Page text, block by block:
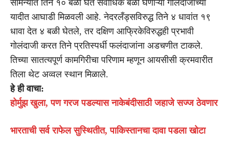
सामन्यांत तिने १० बळी घेत सर्वाधिक बळी घेणाऱ्या गोलंदाजांच्या
यादीत आघाडी मिळवली आहे. नेदरलँड्सविरुद्ध तिने ४ धावांत १९
धावा देत ४ बळी घेतले, तर दक्षिण आफ्रिकेविरुद्धही प्रभावी
गोलंदाजी करत तिने प्रतिस्पर्धी फलंदाजांना अडचणीत टाकले.
तिच्या सातत्यपूर्ण कामगिरीचा परिणाम म्हणून आयसीसी क्रमवारीत
तिला थेट अव्वल स्थान मिळाले.
हे ही वाचा:
होर्मुझ खुला, पण गरज पडल्यास नाकेबंदीसाठी जहाजे सज्ज ठेवणार
भारताची सर्व राफेल सुस्थितीत, पाकिस्तानचा दावा पडला खोटा